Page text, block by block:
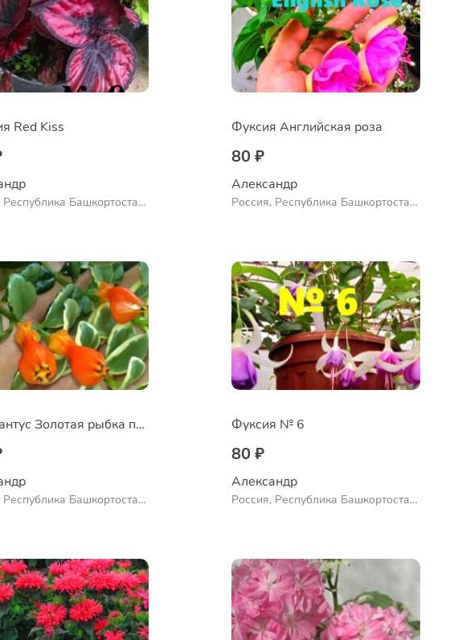
Red Kiss
Республика Башкортостан,
Фуксия Английская роза
80 ₽
Александр
Россия, Республика Башкортостан,
Нематантус Золотая рыбка пестролистный
Республика Башкортостан,
Фуксия № 6
80 ₽
Александр
Россия, Республика Башкортостан,